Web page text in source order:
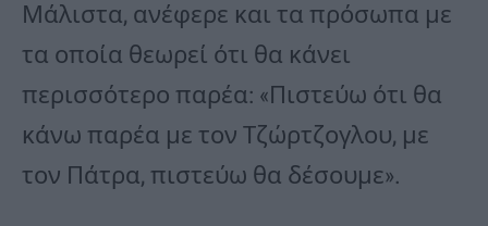
Μάλιστα, ανέφερε και τα πρόσωπα με
τα οποία θεωρεί ότι θα κάνει
περισσότερο παρέα: «Πιστεύω ότι θα
κάνω παρέα με τον Τζώρτζογλου, με
τον Πάτρα, πιστεύω θα δέσουμε».